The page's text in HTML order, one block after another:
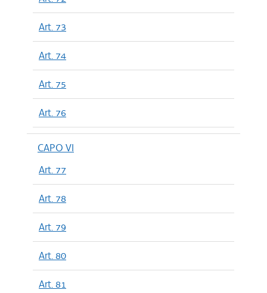
Art. 73
Art. 74
Art. 75
Art. 76
CAPO VI
Art. 77
Art. 78
Art. 79
Art. 80
Art. 81